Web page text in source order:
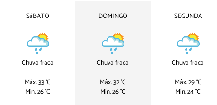
SáBATO
Chuva fraca
Máx. 33 °C
Mín. 26 °C
DOMINGO
Chuva fraca
Máx. 32 °C
Mín. 26 °C
SEGUNDA
Chuva fraca
Máx. 29 °C
Mín. 24 °C